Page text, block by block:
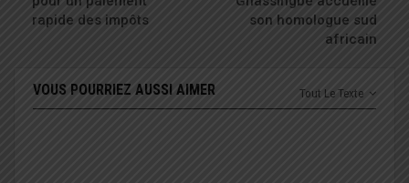
rapide des impôts
son homologue sud
africain
Tout Le Texte
VOUS POURRIEZ AUSSI AIMER